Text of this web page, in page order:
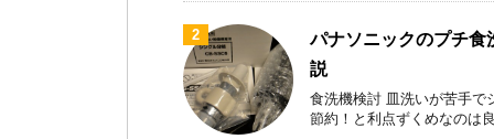
2
パナソニックのプチ
説
食洗機検討 皿洗いが苦手で
節約！と利点ずくめなのは